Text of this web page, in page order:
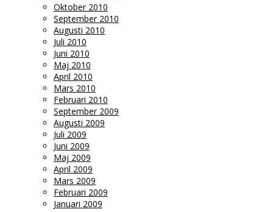
Oktober 2010
September 2010
Augusti 2010
Juli 2010
Juni 2010
Maj 2010
April 2010
Mars 2010
Februari 2010
September 2009
Augusti 2009
Juli 2009
Juni 2009
Maj 2009
April 2009
Mars 2009
Februari 2009
Januari 2009